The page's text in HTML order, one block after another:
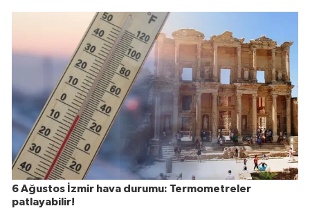
6 Ağustos İzmir hava durumu: Termometreler
patlayabilir!